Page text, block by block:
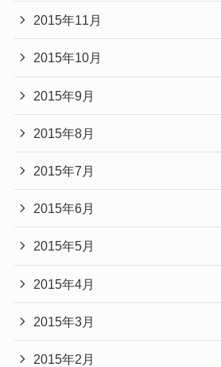
2015年11月
2015年10月
2015年9月
2015年8月
2015年7月
2015年6月
2015年5月
2015年4月
2015年3月
2015年2月